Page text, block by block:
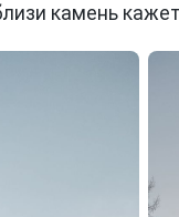
камень